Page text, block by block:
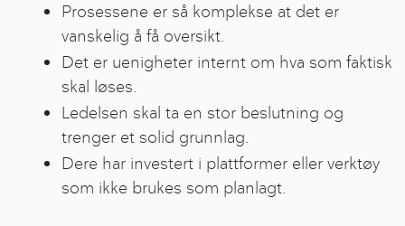
Prosessene er så komplekse at det er
vanskelig å få oversikt.
Det er uenigheter internt om hva som faktisk
skal løses.
Ledelsen skal ta en stor beslutning og
trenger et solid grunnlag.
Dere har investert i plattformer eller verktøy
som ikke brukes som planlagt.